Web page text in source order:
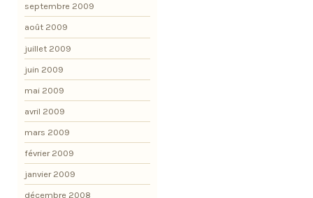
septembre 2009
août 2009
juillet 2009
juin 2009
mai 2009
avril 2009
mars 2009
février 2009
janvier 2009
décembre 2008